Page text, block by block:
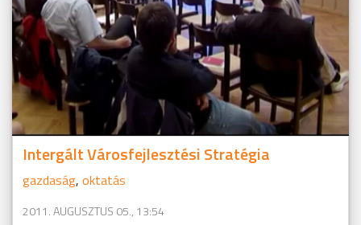
Intergált Városfejlesztési Stratégia
gazdaság, oktatás
2011. AUGUSZTUS 05., 13:54